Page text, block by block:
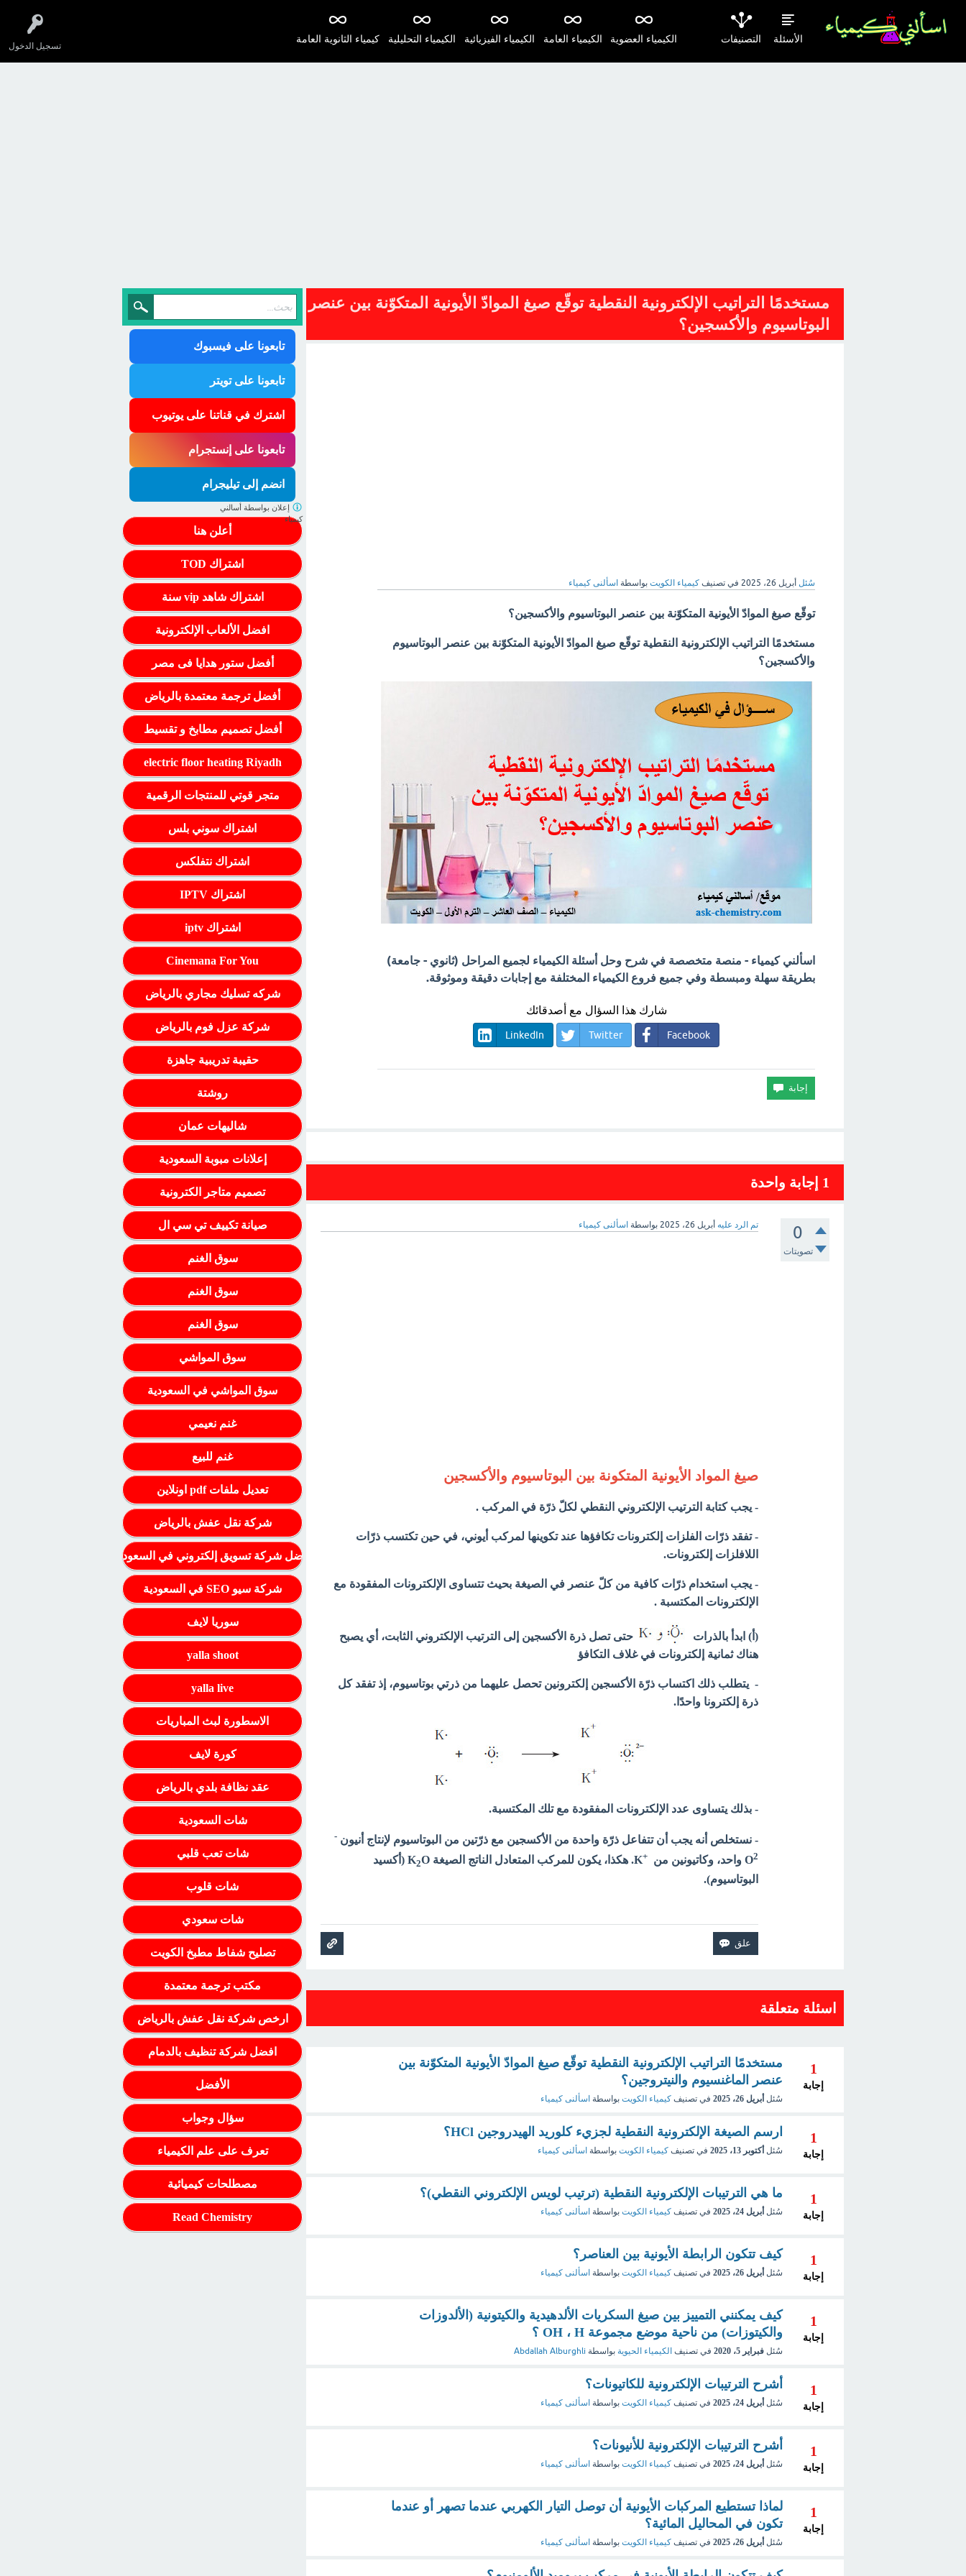
تسجيل الدخول
الأسئلة التصنيفات كيمياء الثانوية العامة الكيمياء التحليلية الكيمياء الفيزيائية الكيمياء العامة الكيمياء العضوية
مستخدمًا التراتيب الإلكترونية النقطية توقّع صيغ الموادّ الأيونية المتكوّنة بين عنصر
البوتاسيوم والأكسجين؟
سُئل أبريل 26، 2025 في تصنيف كيمياء الكويت بواسطة اسألنى كيمياء
توقّع صيغ الموادّ الأيونية المتكوّنة بين عنصر البوتاسيوم والأكسجين؟
مستخدمًا التراتيب الإلكترونية النقطية توقّع صيغ الموادّ الأيونية المتكوّنة بين عنصر البوتاسيوم
والأكسجين؟
اسألني كيمياء - منصة متخصصة في شرح وحل أسئلة الكيمياء لجميع المراحل (ثانوي - جامعة)
بطريقة سهلة ومبسطة وفي جميع فروع الكيمياء المختلفة مع إجابات دقيقة وموثوقة.
شارك هذا السؤال مع أصدقائك
Facebook
Twitter
LinkedIn
1 إجابة واحدة
0
تصويتات
تم الرد عليه أبريل 26، 2025 بواسطة اسألنى كيمياء
صيغ المواد الأيونية المتكونة بين البوتاسيوم والأكسجين
- يجب كتابة الترتيب الإلكتروني النقطي لكلّ ذرّة في المركب .
- تفقد ذرّات الفلزات إلكترونات تكافؤها عند تكوينها لمركب أيوني، في حين تكتسب ذرّات
اللافلزات إلكترونات.
- يجب استخدام ذرّات كافية من كلّ عنصر في الصيغة بحيث تتساوى الإلكترونات المفقودة مع
الإلكترونات المكتسبة .
(أ) ابدأ بالذرات
حتى تصل ذرة الأكسجين إلى الترتيب الإلكتروني الثابت، أي يصبح
هناك ثمانية إلكترونات في غلاف التكافؤ
- يتطلب ذلك اكتساب ذرّة الأكسجين إلكترونين تحصل عليهما من ذرتي بوتاسيوم، إذ تفقد كل
ذرة إلكترونا واحدًا.
- بذلك يتساوى عدد الإلكترونات المفقودة مع تلك المكتسبة.
- نستخلص أنه يجب أن تتفاعل ذرّة واحدة من الأكسجين مع ذرّتين من البوتاسيوم لإنتاج أنيون-
O2 واحد، وكاتيونين من+K. هكذا، يكون للمركب المتعادل الناتج الصيغة K 2
O (أكسيد
البوتاسيوم).
اسئلة متعلقة
1
إجابة
مستخدمًا التراتيب الإلكترونية النقطية توقّع صيغ الموادّ الأيونية المتكوّنة بين
عنصر الماغنسيوم والنيتروجين؟
سُئل أبريل 26، 2025 في تصنيف كيمياء الكويت بواسطة اسألنى كيمياء
1
إجابة
ارسم الصيغة الإلكترونية النقطية لجزيء كلوريد الهيدروجين HCl؟
سُئل أكتوبر 13، 2025 في تصنيف كيمياء الكويت بواسطة اسألنى كيمياء
1
إجابة
ما هي الترتيبات الإلكترونية النقطية (ترتيب لويس الإلكتروني النقطي)؟
سُئل أبريل 24، 2025 في تصنيف كيمياء الكويت بواسطة اسألنى كيمياء
1
إجابة
كيف تتكون الرابطة الأيونية بين العناصر؟
سُئل أبريل 26، 2025 في تصنيف كيمياء الكويت بواسطة اسألنى كيمياء
1
إجابة
كيف يمكنني التمييز بين صيغ السكريات الألدهيدية والكيتونية (الألدوزات
والكيتوزات) من ناحية موضع مجموعة OH ، H ؟
سُئل فبراير 5، 2020 في تصنيف الكيمياء الحيوية بواسطة Abdallah Alburghli
1
إجابة
أشرح الترتيبات الإلكترونية للكاتيونات؟
سُئل أبريل 24، 2025 في تصنيف كيمياء الكويت بواسطة اسألنى كيمياء
1
إجابة
أشرح الترتيبات الإلكترونية للأنيونات؟
سُئل أبريل 24، 2025 في تصنيف كيمياء الكويت بواسطة اسألنى كيمياء
1
إجابة
لماذا تستطيع المركبات الأيونية أن توصل التيار الكهربي عندما تصهر أو عندما
تكون في المحاليل المائية؟
سُئل أبريل 26، 2025 في تصنيف كيمياء الكويت بواسطة اسألنى كيمياء
تابعونا على فيسبوك
تابعونا على تويتر
اشترك في قناتنا على يوتيوب
تابعونا على إنستجرام
انضم إلى تيليجرام
أعلن هنا
اشتراك TOD
اشتراك شاهد vip سنة
افضل الألعاب الإلكترونية
أفضل ستور هدايا فى مصر
أفضل ترجمة معتمدة بالرياض
أفضل تصميم مطابخ و تقسيط
electric floor heating Riyadh
متجر قوتي للمنتجات الرقمية
اشتراك سوني بلس
اشتراك نتفلكس
اشتراك IPTV
اشتراك iptv
Cinemana For You
شركه تسليك مجاري بالرياض
شركة عزل فوم بالرياض
حقيبة تدريبية جاهزة
روشتة
شاليهات عمان
إعلانات مبوبة السعودية
تصميم متاجر الكترونية
صيانة تكييف تي سي ال
سوق الغنم
سوق الغنم
سوق الغنم
سوق المواشي
سوق المواشي في السعودية
غنم نعيمي
غنم للبيع
تعديل ملفات pdf اونلاين
شركة نقل عفش بالرياض
أفضل شركة تسويق إلكتروني في السعودية
شركة سيو SEO في السعودية
سوريا لايف
yalla shoot
yalla live
الاسطورة لبث المباريات
كورة لايف
عقد نظافة بلدي بالرياض
شات السعودية
شات تعب قلبي
شات قلوب
شات سعودي
تصليح شفاط مطبخ الكويت
مكتب ترجمة معتمدة
ارخص شركة نقل عفش بالرياض
افضل شركة تنظيف بالدمام
الأفضل
سؤال وجواب
تعرف على علم الكيمياء
مصطلحات كيميائية
Read Chemistry
إعلان بواسطة أسالني
كيمياء